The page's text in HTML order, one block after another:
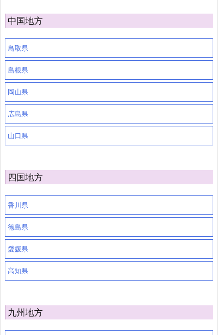
中国地方
鳥取県
島根県
岡山県
広島県
山口県
四国地方
香川県
徳島県
愛媛県
高知県
九州地方